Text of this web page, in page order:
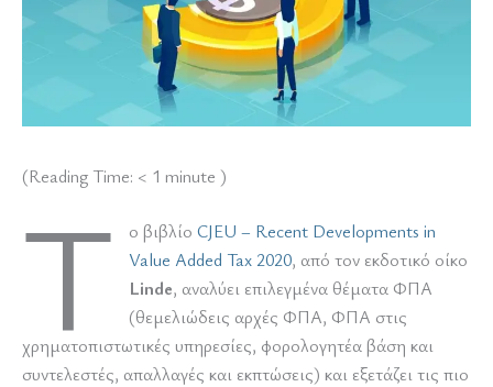
(Reading Time: < 1 minute )
Τ ο βιβλίοCJEU – Recent Developments in
Value Added Tax 2020, από τον εκδοτικό οίκο
Linde, αναλύει επιλεγμένα θέματα ΦΠΑ
(θεμελιώδεις αρχές ΦΠΑ, ΦΠΑ στις
χρηματοπιστωτικές υπηρεσίες, φορολογητέα βάση και
συντελεστές, απαλλαγές και εκπτώσεις) και εξετάζει τις πιο